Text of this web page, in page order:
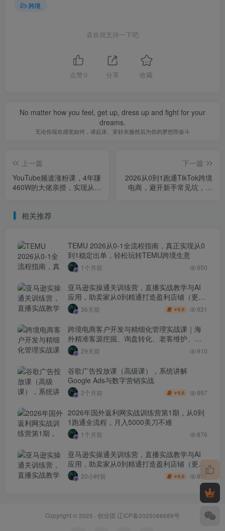
跨境
喜欢就支持一下吧
点赞 0 分享 收藏
No matter how you feel, get up, dress up and fight for your
dreams.
无论你现在感觉如何，请起床、穿好衣服然后为你的梦想而奋斗
上一篇
YouTube频道涨粉课，4年賺
460W的大佬亲授，实现从零
下一篇
2026从0到1跑通TikTok跨境
电商，避开新手常见坑，逐
相关推荐
TEMU 2026从0-1全流程指南，真正实现从0
到1稳定出单，轻松玩转TEMU跨境生意
1个月前 950
亚马逊实操通关训练营，直播实战教学与AI
应用，助卖家从0到精通打造盈利店铺（更新
7月3日）
36天前 ￥6.6 931
跨境电商客户开发与精细化管理实战课｜海
外精准客源挖掘、询盘转化、老客维护、客
户分层全流程落地教程
29天前 910
谷歌广告投放课（高级课），系统讲解
Google Ads与数字营销实战
2个月前 ￥6.6 897
2026年国外返利网实战训练营第1期，从0到
1跑通全流程，月入5000美刀不难
1个月前 876
亚马逊实操通关训练营，直播实战教学与AI
应用，助卖家从0到精通打造盈利店铺（更新
8月8日）
20小时前 ￥6.6 871
Copyright © 2025 · 创业团 辽ICP备2025066689号